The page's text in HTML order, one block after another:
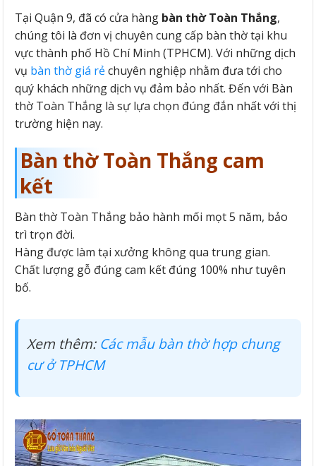
Tại Quận 9, đã có cửa hàng bàn thờ Toàn Thắng,
chúng tôi là đơn vị chuyên cung cấp bàn thờ tại khu
vực thành phố Hồ Chí Minh (TPHCM). Với những dịch
vụ bàn thờ giá rẻchuyên nghiệp nhằm đưa tới cho
quý khách những dịch vụ đảm bảo nhất. Đến với Bàn
thờ Toàn Thắng là sự lựa chọn đúng đắn nhất với thị
trường hiện nay.
Bàn thờ Toàn Thắng cam
kết
Bàn thờ Toàn Thắng bảo hành mối mọt 5 năm, bảo
trì trọn đời.
Hàng được làm tại xưởng không qua trung gian.
Chất lượng gỗ đúng cam kết đúng 100% như tuyên
bố.
Xem thêm: Các mẫu bàn thờ hợp chung
cư ở TPHCM